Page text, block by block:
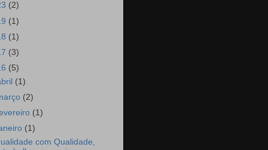
(2)
(1)
(1)
(3)
(5)
(1)
(2)
(1)
(1)
com Qualidade,